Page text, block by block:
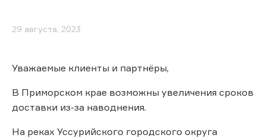
29 августа, 2023
Уважаемые клиенты и партнёры,
В Приморском крае возможны увеличения сроков
доставки из-за наводнения.
На реках Уссурийского городского округа